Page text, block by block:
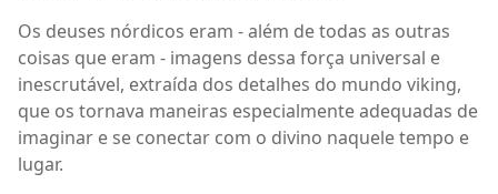
Os deuses nórdicos eram - além de todas as outras
coisas que eram - imagens dessa força universal e
inescrutável, extraída dos detalhes do mundo viking,
que os tornava maneiras especialmente adequadas de
imaginar e se conectar com o divino naquele tempo e
lugar.